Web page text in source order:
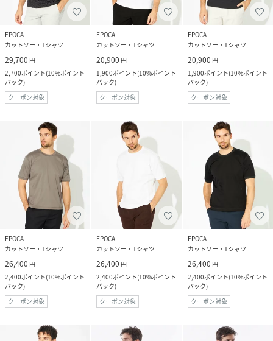
EPOCA
カットソー・Tシャツ
29,700 円
2,700ポイント(10%ポイント
バック)
クーポン対象
EPOCA
カットソー・Tシャツ
20,900 円
1,900ポイント(10%ポイント
バック)
クーポン対象
EPOCA
カットソー・Tシャツ
20,900 円
1,900ポイント(10%ポイント
バック)
クーポン対象
EPOCA
カットソー・Tシャツ
26,400 円
2,400ポイント(10%ポイント
バック)
クーポン対象
EPOCA
カットソー・Tシャツ
26,400 円
2,400ポイント(10%ポイント
バック)
クーポン対象
EPOCA
カットソー・Tシャツ
26,400 円
2,400ポイント(10%ポイント
バック)
クーポン対象